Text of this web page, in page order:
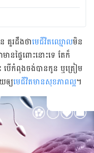
គួរ​ដឹង​ថា​មេជីវិត​ឈ្មោល​​មិន​
មាន​ផ្ទៃ​ពោះ​នោះ​ទេ តែ​ក៏​
ើ​កំពុង​ចង់​បាន​កូន ឬ​ត្រៀម​
ឲ្យ​មេ​ជីវិត​មាន​សុខភាព​ល្អ​។​